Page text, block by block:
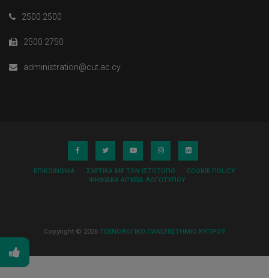
2500 2500
2500 2750
administration@cut.ac.cy
ΕΠΙΚΟΙΝΩΝΊΑ ΣΧΕΤΙΚΆ ΜΕ ΤΟΝ ΙΣΤΌΤΟΠΟ
COOKIE POLICY
ΨΗΦΙΑΚΆ ΑΡΧΕΊΑ ΛΟΓΌΤΥΠΟΥ
Copyright © 2026 ΤΕΧΝΟΛΟΓΙΚΟ ΠΑΝΕΠΙΣΤΗΜΙΟ ΚΥΠΡΟΥ